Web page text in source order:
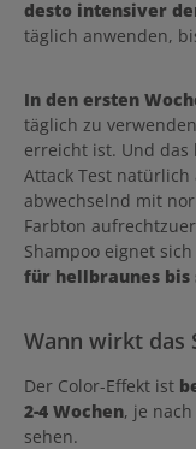
desto intensiver
täglich anwenden,
In den ersten
täglich zu
erreicht ist. Und
Attack Test natürlich
abwechselnd mit
Farbton
Shampoo eignet
für hellbraunes bis
Wann wirkt das
Der Color-Effekt ist
2-4 Wochen, je
sehen.